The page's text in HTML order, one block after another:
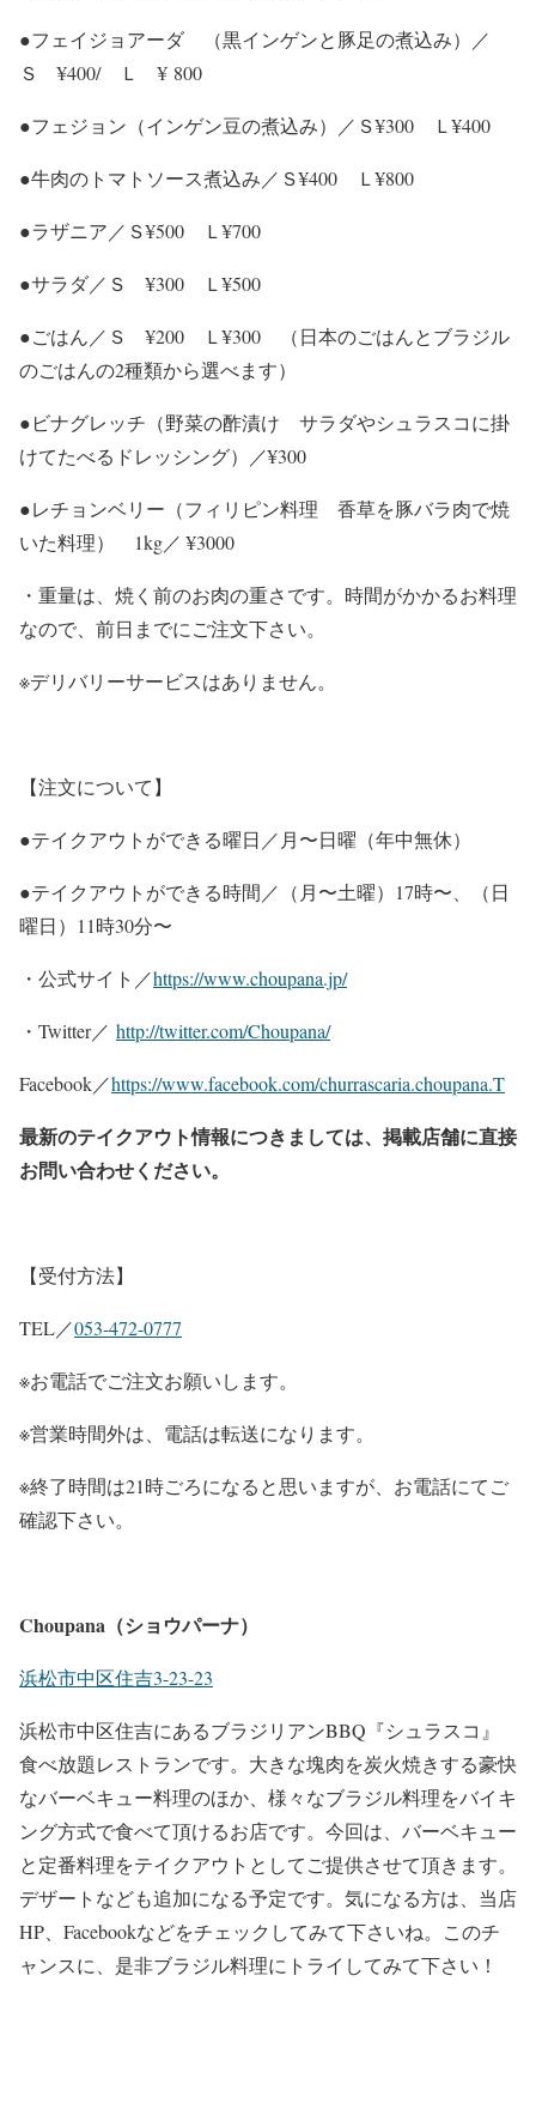
●フェイジョアーダ （黒インゲンと豚足の煮込み）／
Ｓ ¥400/ Ｌ ¥ 800
●フェジョン（インゲン豆の煮込み）／Ｓ¥300 Ｌ¥400
●牛肉のトマトソース煮込み／Ｓ¥400 Ｌ¥800
●ラザニア／Ｓ¥500 Ｌ¥700
●サラダ／Ｓ ¥300 Ｌ¥500
●ごはん／Ｓ ¥200 Ｌ¥300 （日本のごはんとブラジル
のごはんの2種類から選べます）
●ビナグレッチ（野菜の酢漬け サラダやシュラスコに掛
けてたべるドレッシング）／¥300
●レチョンベリー（フィリピン料理 香草を豚バラ肉で焼
いた料理） 1kg／ ¥3000
・重量は、焼く前のお肉の重さです。時間がかかるお料理
なので、前日までにご注文下さい。
※デリバリーサービスはありません。
【注文について】
●テイクアウトができる曜日／月〜日曜（年中無休）
●テイクアウトができる時間／（月〜土曜）17時〜、（日
曜日）11時30分〜
・公式サイト／https://www.choupana.jp/
・Twitter／ http://twitter.com/Choupana/
Facebook／https://www.facebook.com/churrascaria.choupana.T
最新のテイクアウト情報につきましては、掲載店舗に直接
お問い合わせください。
【受付方法】
TEL／053-472-0777
※お電話でご注文お願いします。
※営業時間外は、電話は転送になります。
※終了時間は21時ごろになると思いますが、お電話にてご
確認下さい。
Choupana（ショウパーナ）
浜松市中区住吉3-23-23
浜松市中区住吉にあるブラジリアンBBQ『シュラスコ』
食べ放題レストランです。大きな塊肉を炭火焼きする豪快
なバーベキュー料理のほか、様々なブラジル料理をバイキ
ング方式で食べて頂けるお店です。今回は、バーベキュー
と定番料理をテイクアウトとしてご提供させて頂きます。
デザートなども追加になる予定です。気になる方は、当店
HP、Facebookなどをチェックしてみて下さいね。このチ
ャンスに、是非ブラジル料理にトライしてみて下さい！